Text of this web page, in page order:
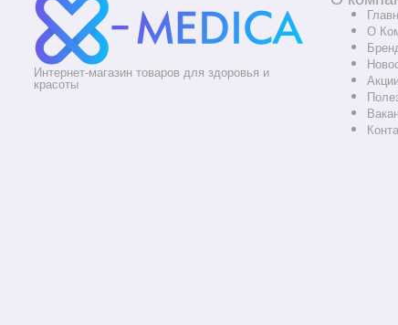
Интернет-магазин товаров для здоровья и
красоты
О